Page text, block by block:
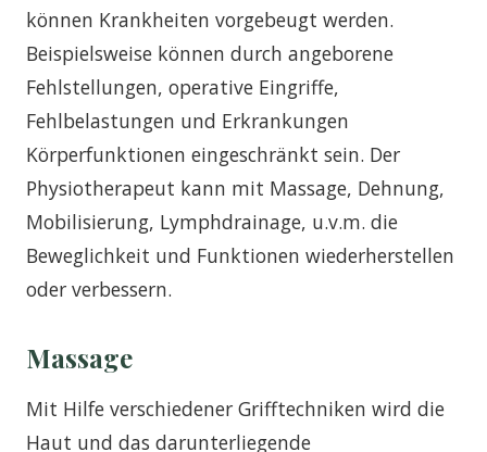
können Krankheiten vorgebeugt werden.
Beispielsweise können durch angeborene
Fehlstellungen, operative Eingriffe,
Fehlbelastungen und Erkrankungen
Körperfunktionen eingeschränkt sein. Der
Physiotherapeut kann mit Massage, Dehnung,
Mobilisierung, Lymphdrainage, u.v.m. die
Beweglichkeit und Funktionen wiederherstellen
oder verbessern.
Massage
Mit Hilfe verschiedener Grifftechniken wird die
Haut und das darunterliegende